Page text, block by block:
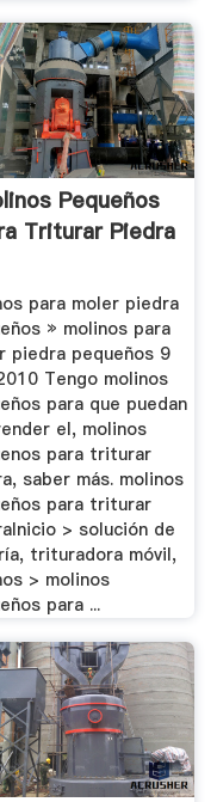
Pequeños
Triturar Piedra
para moler piedra
» molinos para
piedra pequeños 9
Tengo molinos
para que puedan
el, molinos
para triturar
saber más. molinos
para triturar
> solución de
trituradora móvil,
> molinos
para ...